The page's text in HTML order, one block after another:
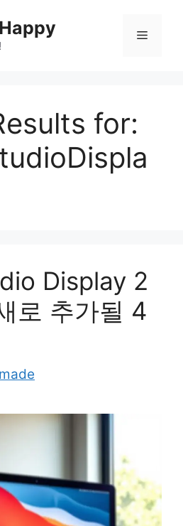
Menu
for:
Display 2
로 추가될 4